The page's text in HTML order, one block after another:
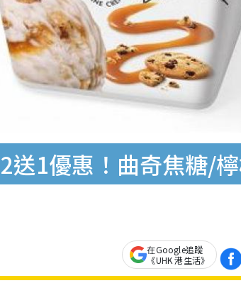
1優惠！曲奇焦糖/
在Google追蹤
《UHK 港生活》